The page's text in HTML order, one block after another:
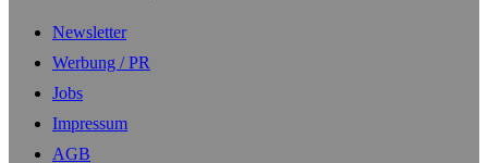
Newsletter
Werbung / PR
Jobs
Impressum
AGB